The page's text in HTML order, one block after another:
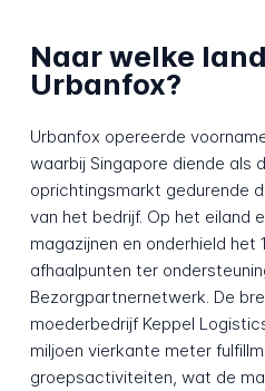
Naar welke
Urbanfox?
Urbanfox opereerde
waarbij Singapore diende als
oprichtingsmarkt gedurende
van het bedrijf. Op het eiland
magazijnen en onderhield het
afhaalpunten ter
Bezorgpartnernetwerk. De
moederbedrijf Keppel
miljoen vierkante meter
groepsactiviteiten, wat de